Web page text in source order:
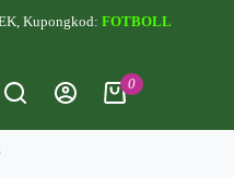
Kupongkod: FOTBOLL
0